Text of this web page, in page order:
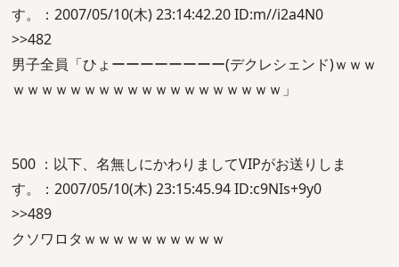
す。：2007/05/10(木) 23:14:42.20 ID:m//i2a4N0
>>482
男子全員「ひょーーーーーーーー(デクレシェンド)ｗｗｗ
ｗｗｗｗｗｗｗｗｗｗｗｗｗｗｗｗｗｗｗ」
500 ：以下、名無しにかわりましてVIPがお送りしま
す。：2007/05/10(木) 23:15:45.94 ID:c9NIs+9y0
>>489
クソワロタｗｗｗｗｗｗｗｗｗｗ